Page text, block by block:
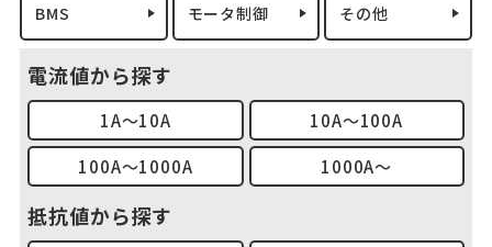
BMS モータ制御 その他
電流値から探す
1A～10A
10A～100A
100A～1000A
1000A～
抵抗値から探す